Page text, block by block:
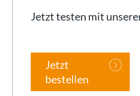
Jetzt testen mit
Jetzt
bestellen